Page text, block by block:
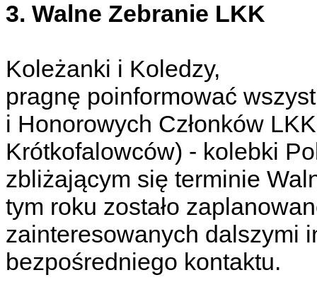
3. Walne Zebranie LKK
Koleżanki i Koledzy,
pragnę poinformować
i Honorowych Członków
Krótkofalowców) - kolebki
zbliżającym się terminie
tym roku zostało
zainteresowanych dalszymi
bezpośredniego kontaktu.